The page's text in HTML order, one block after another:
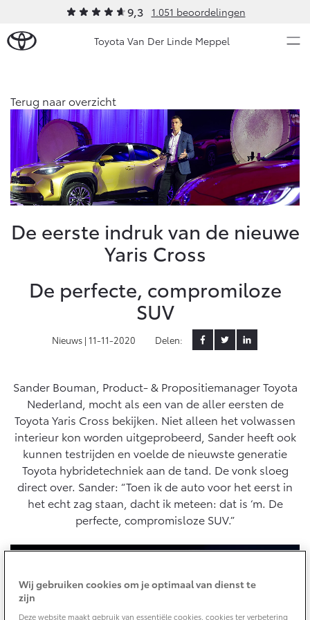
9,3 1.051 beoordelingen
Toyota Van Der Linde Meppel
Ons bedrijf
Ons bedrijf
Onze medewerkers
Contact en Route
Vacatures
Klantbeoordelingen
Modellen
Aygo X
HYBRIDE
Vanaf € 23.750,-
Yaris
HYBRIDE
Vanaf € 27.195,-
Yaris Cross
HYBRIDE
Vanaf € 31.895,-
Urban Cruiser
BATTERIJ-ELEKTRISCH
Vanaf € 32.995,-
Corolla Hatchback
HYBRIDE
Vanaf € 33.495,-
Corolla Touring Sports
HYBRIDE
Occasions
Werkplaatsafspraak
APK
Airco check
Vakantiecheck
Hybride Zekerheid Controle
Toyota handleidingen
Toyota Service Informatie (SIL)
Schade & Garantie
Schade & Glasherstel
10 jaar Toyota garantie
Diensten
Wat is Private Lease?
Bereken je maandbedrag
Private Lease voor ZZP
Financieren
Toyota Betaalplan
Thuislaadpakketten
Laadpas
Zakelijk
Zakelijk
Toyota voor de zaak
Leaserijder
ZZP
Wagenparkbeheer
Financial Lease
Operational Lease
Werkplaatsafspraak maken
Contact en Route
Schade melden
Plan een proefrit
Terug naar overzicht
De eerste indruk van de nieuwe
Yaris Cross
De perfecte, compromiloze
SUV
Nieuws | 11-11-2020 Delen:
Sander Bouman, Product- & Propositiemanager Toyota
Nederland, mocht als een van de aller eersten de
Toyota Yaris Cross bekijken. Niet alleen het volwassen
interieur kon worden uitgeprobeerd, Sander heeft ook
kunnen testrijden en voelde de nieuwste generatie
Toyota hybridetechniek aan de tand. De vonk sloeg
direct over. Sander: “Toen ik de auto voor het eerst in
het echt zag staan, dacht ik meteen: dat is ‘m. De
perfecte, compromisloze SUV.”
Wij gebruiken cookies om je optimaal van dienst te
zijn
Deze website maakt gebruik van essentiële cookies, cookies ter verbetering